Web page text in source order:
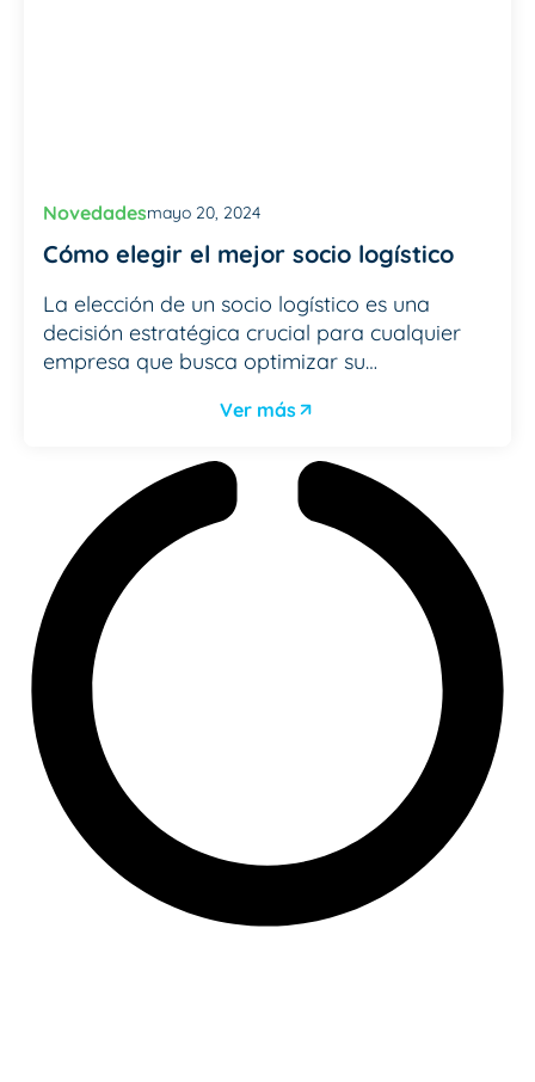
Novedadesmayo 20, 2024
Cómo elegir el mejor socio logístico
La elección de un socio logístico es una
decisión estratégica crucial para cualquier
empresa que busca optimizar su…
Ver más